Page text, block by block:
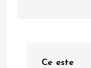
Ce este